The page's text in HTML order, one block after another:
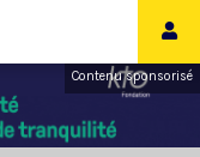
Contenu sponsorisé